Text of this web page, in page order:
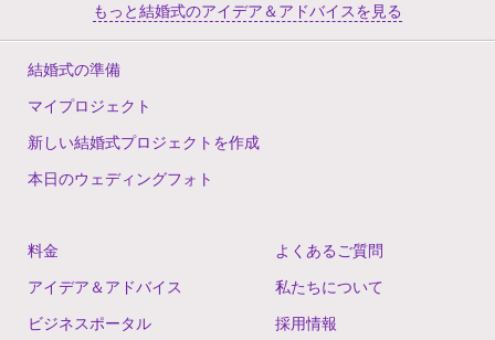
もっと結婚式のアイデア＆アドバイスを見る
結婚式の準備
マイプロジェクト
新しい結婚式プロジェクトを作成
本日のウェディングフォト
料金
アイデア＆アドバイス
ビジネスポータル
よくあるご質問
私たちについて
採用情報